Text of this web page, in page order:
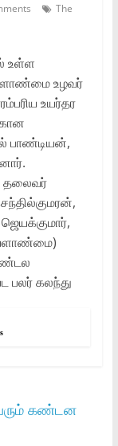
The
உள்ள
உழவர்
உயர்தர
பாண்டியன்,
தலைவர்
பலர் கலந்து
கண்டன